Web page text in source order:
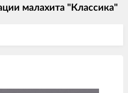
малахита "Классика"